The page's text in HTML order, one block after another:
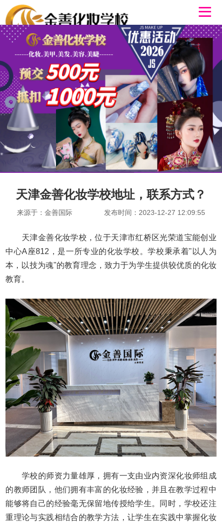
天津金善化妆学校地址，联系方式？
来源于：金善国际 发布时间：2023-12-27 12:09:55
天津金善化妆学校，位于天津市红桥区光荣道宝能创业
中心A座812，是一所专业的化妆学校。学校秉承着"以人为
本，以技为魂"的教育理念，致力于为学生提供较优质的化妆
教育。
学校的师资力量雄厚，拥有一支由业内资深化妆师组成
的教师团队，他们拥有丰富的化妆经验，并且在教学过程中
能够将自己的经验毫无保留地传授给学生。同时，学校还注
重理论与实践相结合的教学方法，让学生在实践中掌握化妆